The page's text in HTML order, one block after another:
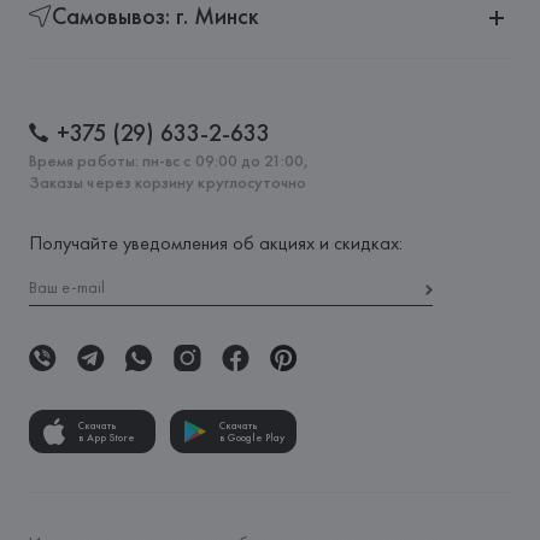
Самовывоз: г. Минск
+375 (29) 633-2-633
Время работы: пн-вс с 09:00 до 21:00,
Заказы через корзину круглосуточно
Получайте уведомления об акциях и скидках:
Скачать
в App Store
Скачать
в Google Play